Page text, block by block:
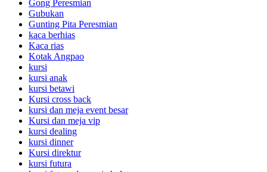
Gong Peresmian
Gubukan
Gunting Pita Peresmian
kaca berhias
Kaca rias
Kotak Angpao
kursi
kursi anak
kursi betawi
Kursi cross back
kursi dan meja event besar
Kursi dan meja vip
kursi dealing
kursi dinner
Kursi direktur
kursi futura